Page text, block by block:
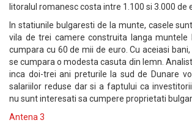
litoralul romanesc costa intre 1.100 si 3.000 de
In statiunile bulgaresti de la munte, casele
vila de trei camere construita langa muntele
cumpara cu 60 de mii de euro. Cu aceiasi
se cumpara o modesta casuta din lemn.
inca doi-trei ani preturile la sud de Dunare
salariilor reduse dar si a faptului ca
nu sunt interesati sa cumpere proprietati
Antena 3